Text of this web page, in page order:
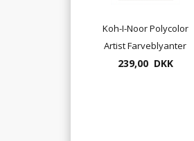
Koh-I-Noor Polycolor
Artist Farveblyanter
24 pr. æske
239,00 DKK